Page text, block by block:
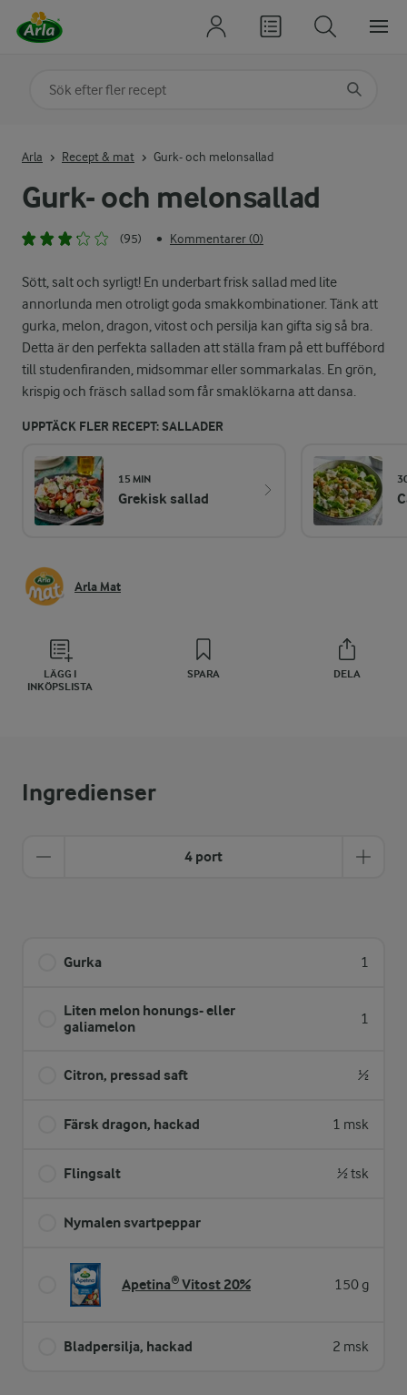
Gurk- och melonsallad
(95) • Kommentarer (0)
Sött, salt och syrligt! En underbart frisk sallad med lite
annorlunda men otroligt goda smakkombinationer. Tänk att
gurka, melon, dragon, vitost och persilja kan gifta sig så bra.
Detta är den perfekta salladen att ställa fram på ett buffébord
till studenfiranden, midsommar eller sommarkalas. En grön,
krispig och fräsch sallad som får smaklökarna att dansa.
UPPTÄCK FLER RECEPT: SALLADER
15 MIN
Grekisk sallad
Arla Mat
LÄGG I
INKÖPSLISTA
SPARA DELA
Arla Recept & mat Gurk- och melonsallad
Ingredienser
4 port
Gurka 1
Liten melon honungs- eller
galiamelon
1
Citron, pressad saft ½
Färsk dragon, hackad 1 msk
Flingsalt ½ tsk
Nymalen svartpeppar
Apetina® Vitost 20% 150 g
Bladpersilja, hackad 2 msk
Sök på kategori eller ingrediens